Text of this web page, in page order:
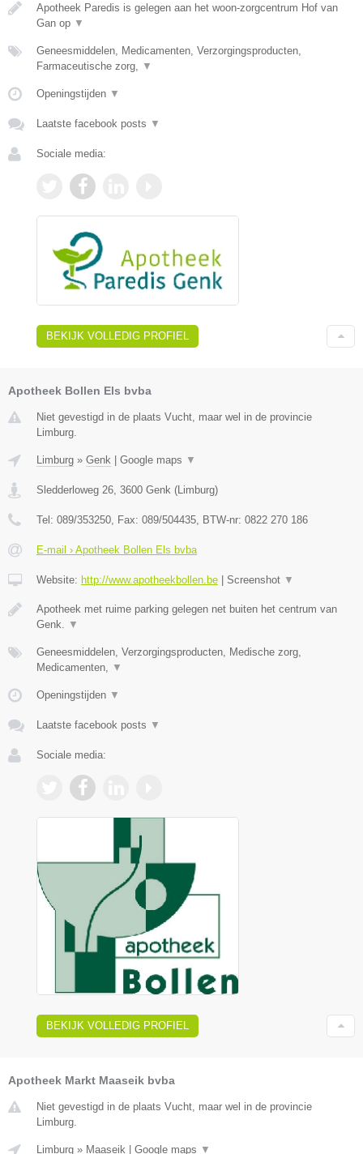
Apotheek Paredis is gelegen aan het woon-zorgcentrum Hof van
Gan op ▼
Geneesmiddelen, Medicamenten, Verzorgingsproducten,
Farmaceutische zorg, ▼
Openingstijden ▼
Laatste facebook posts ▼
Sociale media:
BEKIJK VOLLEDIG PROFIEL
Apotheek Bollen Els bvba
Niet gevestigd in de plaats Vucht, maar wel in de provincie
Limburg.
Limburg » Genk Google maps ▼
Sledderloweg 26, 3600 Genk (Limburg)
Tel: 089/353250, Fax: 089/504435, BTW-nr: 0822 270 186
E-mail › Apotheek Bollen Els bvba
Website: http://www.apotheekbollen.be Screenshot ▼
Apotheek met ruime parking gelegen net buiten het centrum van
Genk. ▼
Geneesmiddelen, Verzorgingsproducten, Medische zorg,
Medicamenten, ▼
Openingstijden ▼
Laatste facebook posts ▼
Sociale media:
BEKIJK VOLLEDIG PROFIEL
Apotheek Markt Maaseik bvba
Niet gevestigd in de plaats Vucht, maar wel in de provincie
Limburg.
Limburg » Maaseik Google maps ▼